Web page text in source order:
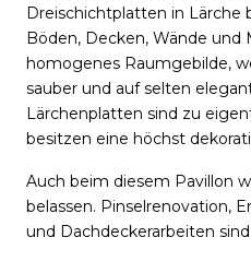
Dreischichtplatten in Lärche
Böden, Decken, Wände und
homogenes Raumgebilde,
sauber und auf selten
Lärchenplatten sind zu
besitzen eine höchst
Auch beim diesem Pavillon
belassen. Pinselrenovation,
und Dachdeckerarbeiten